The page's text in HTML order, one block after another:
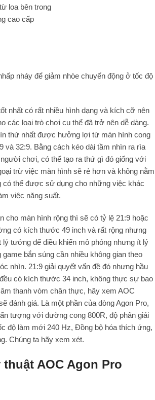
loa bên trong
cao cấp
nháy để giảm nhòe chuyển động ở tốc độ
nhất có rất nhiều hình dạng và kích cỡ nên
các loại trò chơi cụ thể đã trở nên dễ dàng.
thứ nhất được hưởng lợi từ màn hình cong
và 32:9. Bằng cách kéo dài tầm nhìn ra rìa
chơi, có thể tạo ra thứ gì đó giống với
trừ việc màn hình sẽ rẻ hơn và không nằm
có thể được sử dụng cho những việc khác
việc năng suất.
cho màn hình rộng thì sẽ có tỷ lệ 21:9 hoặc
có kích thước 49 inch và rất rộng nhưng
lý tưởng để điều khiển mô phỏng nhưng ít lý
bắn súng cần nhiều không gian theo
nhìn. 21:9 giải quyết vấn đề đó nhưng hầu
có kích thước 34 inch, không thực sự bao
thanh vòm chân thực, hãy xem AOC
đánh giá. Là một phần của dòng Agon Pro,
tượng với đường cong 800R, độ phân giải
độ làm mới 240 Hz, Đồng bộ hóa thích ứng,
Chúng ta hãy xem xét.
AOC Agon Pro